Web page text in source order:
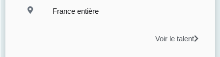
France entière
Voir le talent